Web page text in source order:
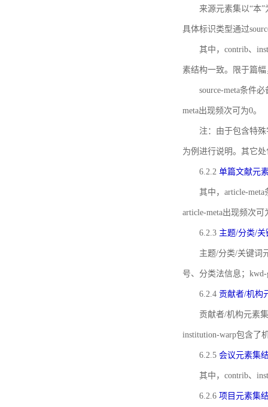
来源元素集以“本
具体标识类型通过
其中，contrib、
素结构一致。限于篇
source-meta条件
meta出现频次可为0。
注：由于包含特殊
为例进行说明。其它
6.2.2 单篇文献元
其中，article-
article-meta出现频次可
6.2.3 主题/分类/
主题/分类/关键词
号、分类法信息；
6.2.4 贡献者/机构
贡献者/机构元素
institution-warp包含了
6.2.5 会议元素集
其中，contrib、
6.2.6 项目元素集